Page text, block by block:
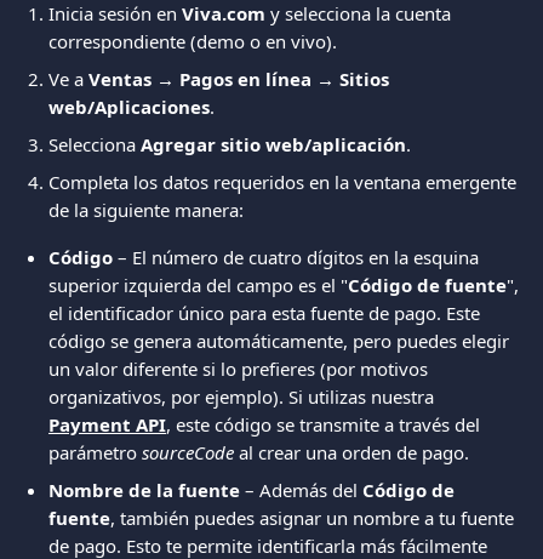
Inicia sesión en Viva.com y selecciona la cuenta
correspondiente (demo o en vivo).
Ve a Ventas → Pagos en línea → Sitios
web/Aplicaciones.
Selecciona Agregar sitio web/aplicación.
Completa los datos requeridos en la ventana emergente
de la siguiente manera:
Código – El número de cuatro dígitos en la esquina
superior izquierda del campo es el "Código de fuente",
el identificador único para esta fuente de pago. Este
código se genera automáticamente, pero puedes elegir
un valor diferente si lo prefieres (por motivos
organizativos, por ejemplo). Si utilizas nuestra
Payment API, este código se transmite a través del
parámetro sourceCode al crear una orden de pago.
Nombre de la fuente – Además del Código de
fuente, también puedes asignar un nombre a tu fuente
de pago. Esto te permite identificarla más fácilmente